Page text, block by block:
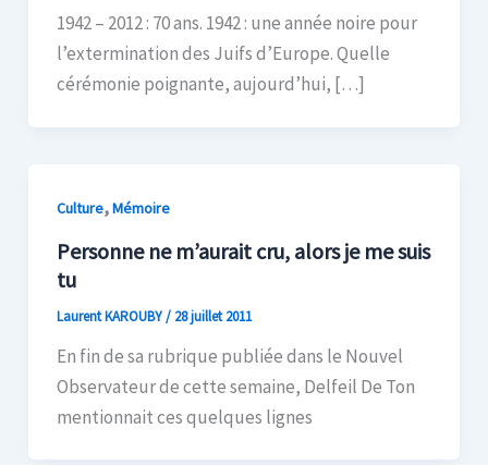
1942 – 2012 : 70 ans. 1942 : une année noire pour
l’extermination des Juifs d’Europe. Quelle
cérémonie poignante, aujourd’hui, […]
Culture,Mémoire
Personne ne m’aurait cru, alors je me suis
tu
Laurent KAROUBY/ 28 juillet 2011
En fin de sa rubrique publiée dans le Nouvel
Observateur de cette semaine, Delfeil De Ton
mentionnait ces quelques lignes